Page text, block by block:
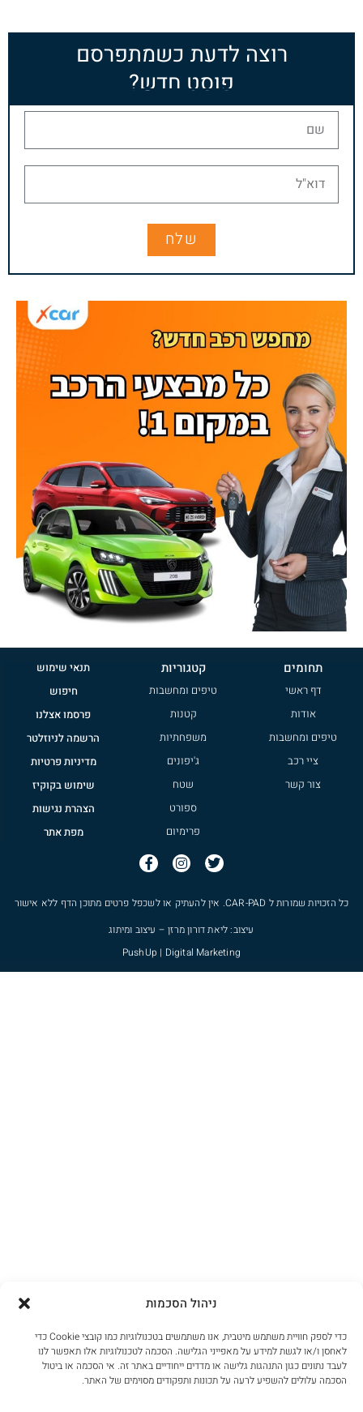
ניהול הסכמות
כדי לספק חוויית משתמש מיטבית, אנו משתמשים בטכנולוגיות כמו קובצי Cookie כדי
לאחסן ו/או לגשת למידע על מאפייני הגלישה. הסכמה לטכנולוגיות אלו תאפשר לנו
לעבד נתונים כגון התנהגות גלישה או מדדים ייחודיים באתר זה. אי הסכמה או ביטול
הסכמה עלולים להשפיע לרעה על תכונות ותפקודים מסוימים של האתר.
רוצה לדעת כשמתפרסם
פוסט חדש?
שלח
תחומים
דף ראשי
אודות
טיפים ומחשבות
ציי רכב
צור קשר
קטגוריות
טיפים ומחשבות
קטנות
משפחתיות
ג'יפונים
שטח
ספורט
פרימיום
תנאי שימוש
חיפוש
פרסמו אצלנו
הרשמה לניוזלטר
מדיניות פרטיות
שימוש בקוקיז
הצהרת נגישות
מפת אתר
כל הזכויות שמורות ל CAR-PAD. אין להעתיק או לשכפל פרטים מתוכן הדף ללא אישור
עיצוב: ליאת דורון מרזן – עיצוב ומיתוג
PushUp | Digital Marketing